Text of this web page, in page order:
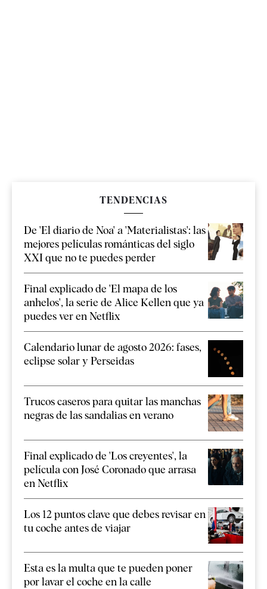
TENDENCIAS
De 'El diario de Noa' a 'Materialistas': las
mejores películas románticas del siglo
XXI que no te puedes perder
Final explicado de 'El mapa de los
anhelos', la serie de Alice Kellen que ya
puedes ver en Netflix
Calendario lunar de agosto 2026: fases,
eclipse solar y Perseidas
Trucos caseros para quitar las manchas
negras de las sandalias en verano
Final explicado de 'Los creyentes', la
película con José Coronado que arrasa
en Netflix
Los 12 puntos clave que debes revisar en
tu coche antes de viajar
Esta es la multa que te pueden poner
por lavar el coche en la calle